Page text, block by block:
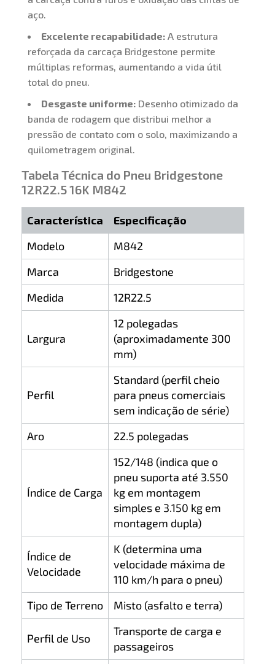
aço.
Excelente recapabilidade: A estrutura
reforçada da carcaça Bridgestone permite
múltiplas reformas, aumentando a vida útil
total do pneu.
Desgaste uniforme: Desenho otimizado da
banda de rodagem que distribui melhor a
pressão de contato com o solo, maximizando a
quilometragem original.
Tabela Técnica do Pneu Bridgestone
12R22.5 16K M842
Característica
Especificação
Modelo
M842
Marca
Bridgestone
Medida
12R22.5
Largura
12 polegadas
(aproximadamente 300
mm)
Perfil
Standard (perfil cheio
para pneus comerciais
sem indicação de série)
Aro
22.5 polegadas
Índice de Carga
152/148 (indica que o
pneu suporta até 3.550
kg em montagem
simples e 3.150 kg em
montagem dupla)
Índice de
Velocidade
K (determina uma
velocidade máxima de
110 km/h para o pneu)
Tipo de Terreno
Misto (asfalto e terra)
Perfil de Uso
Transporte de carga e
passageiros